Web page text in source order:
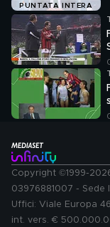
PUNTATA INTERA
Copyright ©1999-
03976881007 - Sede
Uffici: Viale Europa
int. vers. €